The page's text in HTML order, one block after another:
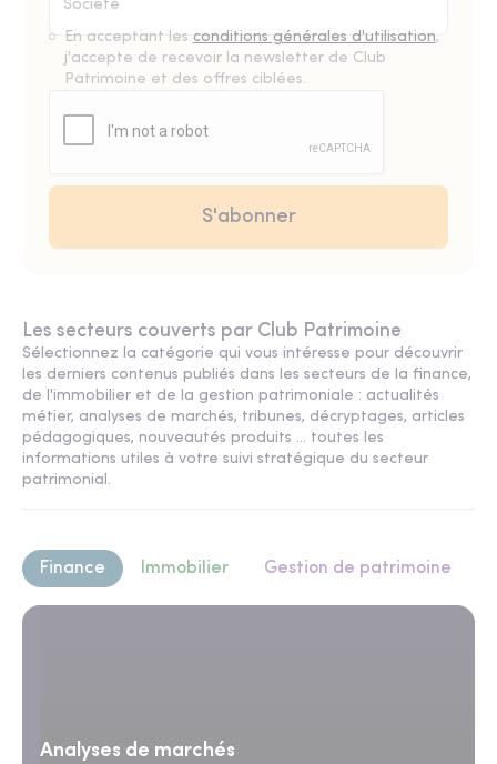
En acceptant les conditions générales d'utilisation,
j'accepte de recevoir la newsletter de Club
Patrimoine et des offres ciblées.
Les secteurs couverts par Club Patrimoine
Sélectionnez la catégorie qui vous intéresse pour découvrir
les derniers contenus publiés dans les secteurs de la finance,
de l'immobilier et de la gestion patrimoniale : actualités
métier, analyses de marchés, tribunes, décryptages, articles
pédagogiques, nouveautés produits ... toutes les
informations utiles à votre suivi stratégique du secteur
patrimonial.
Finance Immobilier Gestion de patrimoine
Analyses de marchés